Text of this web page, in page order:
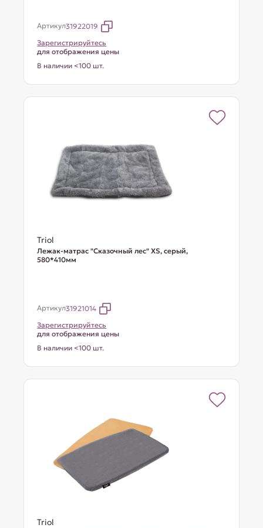
Артикул31922019
Зарегистрируйтесь
для отображения цены
В наличии <100 шт.
Triol
Лежак-матрас "Сказочный лес" XS, серый,
580*410мм
Артикул31921014
Зарегистрируйтесь
для отображения цены
В наличии <100 шт.
Triol